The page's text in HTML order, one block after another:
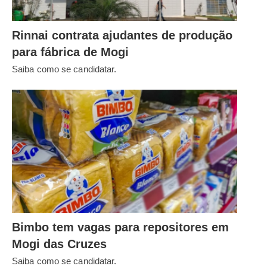
Rinnai contrata ajudantes de produção
para fábrica de Mogi
Saiba como se candidatar.
Bimbo tem vagas para repositores em
Mogi das Cruzes
Saiba como se candidatar.